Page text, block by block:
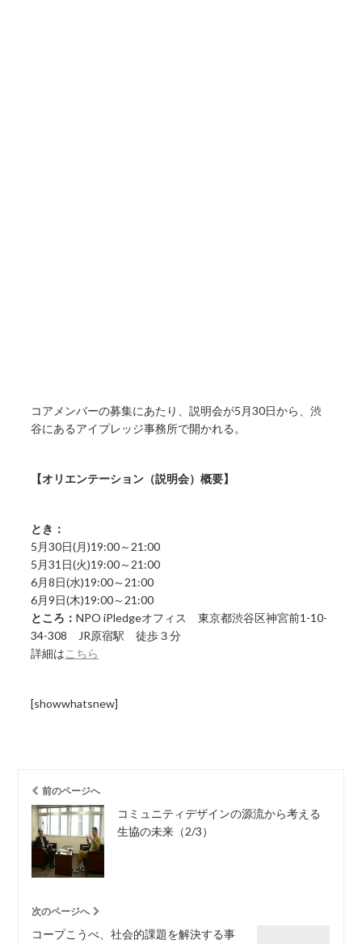
コアメンバーの募集にあたり、説明会が5月30日から、渋
谷にあるアイプレッジ事務所で開かれる。
【オリエンテーション（説明会）概要】
とき：
5月30日(月)19:00～21:00
5月31日(火)19:00～21:00
6月8日(水)19:00～21:00
6月9日(木)19:00～21:00
ところ：NPO iPledgeオフィス 東京都渋谷区神宮前1-10-
34-308 JR原宿駅 徒歩３分
詳細はこちら
[showwhatsnew]
前のページへ
コミュニティデザインの源流から考える
生協の未来（2/3）
次のページへ
コープこうべ、社会的課題を解決する事